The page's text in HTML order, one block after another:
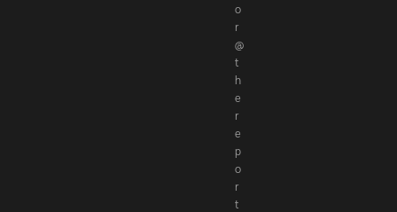
o
r
@
t
h
e
r
e
p
o
r
t